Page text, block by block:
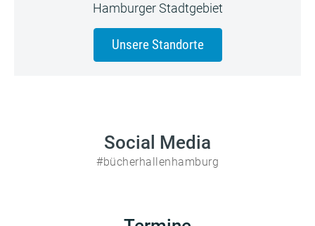
Hamburger Stadtgebiet
Unsere Standorte
Social Media
#bücherhallenhamburg